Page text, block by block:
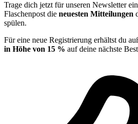
Trage dich jetzt für unseren Newsletter
Flaschenpost die neuesten Mitteilungen
spülen.
Für eine neue Registrierung erhältst du
in Höhe von 15 % auf deine nächste